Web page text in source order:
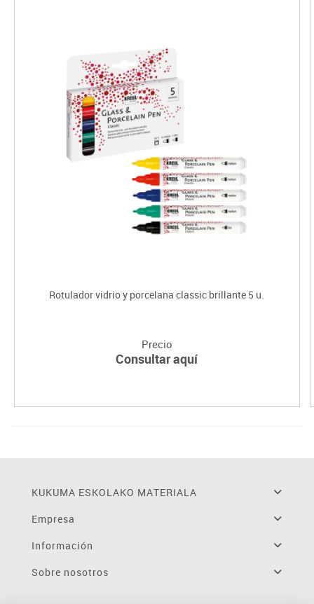
Rotulador vidrio y porcelana classic brillante 5 u.
Precio
Consultar aquí
KUKUMA ESKOLAKO MATERIALA
Empresa
Información
Sobre nosotros